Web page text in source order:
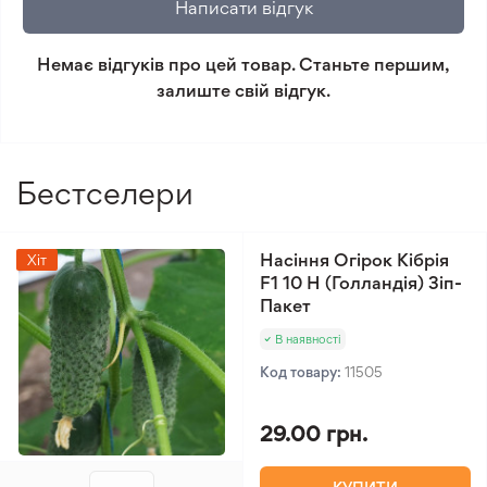
Мінімальне замовлення 300 грн.
Написати відгук
Немає відгуків про цей товар. Станьте першим,
залиште свій відгук.
Бестселери
Хіт
Насіння Огірок Кібрія
F1 10 Н (Голландія) Зіп-
Пакет
В наявності
Код товару: 11505
29.00 грн.